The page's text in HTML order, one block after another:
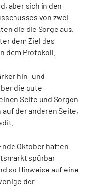
aber sich in den
von zwei
die die Sorge aus,
dem Ziel des
dem Protokoll.
hin- und
die gute
Seite und Sorgen
der anderen Seite,
Oktober hatten
spürbar
so Hinweise auf eine
der